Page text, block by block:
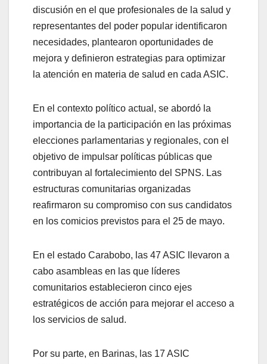
discusión en el que profesionales de la salud y
representantes del poder popular identificaron
necesidades, plantearon oportunidades de
mejora y definieron estrategias para optimizar
la atención en materia de salud en cada ASIC.
En el contexto político actual, se abordó la
importancia de la participación en las próximas
elecciones parlamentarias y regionales, con el
objetivo de impulsar políticas públicas que
contribuyan al fortalecimiento del SPNS. Las
estructuras comunitarias organizadas
reafirmaron su compromiso con sus candidatos
en los comicios previstos para el 25 de mayo.
En el estado Carabobo, las 47 ASIC llevaron a
cabo asambleas en las que líderes
comunitarios establecieron cinco ejes
estratégicos de acción para mejorar el acceso a
los servicios de salud.
Por su parte, en Barinas, las 17 ASIC